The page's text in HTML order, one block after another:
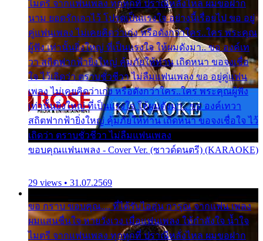
ไมตรี จากแฟนเพลง ทุกทุกที่ ปราณีหลั่งไหล ผมขอฝาก
นาม ยอดรักเอาไว้ โปรดเป็นแรงใจ อย่างนี้เรื่อยไป ขอ อยู่
คู่แฟนเพลง ไม่เคยคิดว่าเก่ง หรือดังกว่าใคร..ใคร พระคุณ
ผู้ฟัง เท่านั้นยิ่งใหญ่ ที่เป็นแรงใจ ให้ผมดังมา.. ขอ องค์เท
วา สถิตฟากฟ้ายิ่งใหญ่ คุ้มภัยให้ท่าน เถิดหนา ขอจงเชื่อ
ใจ ไว้เถิดว่า ตราบชั่วชีวา ไม่ลืมแฟนเพลง ขอ อยู่คู่แฟน
เพลง ไม่เคยคิดว่าเก่ง หรือดังกว่าใคร..ใคร พระคุณผู้ฟัง
เท่านั้นยิ่งใหญ่ ที่เป็นแรงใจ ให้ผมดังมา.. ขอ องค์เทวา
สถิตฟากฟ้ายิ่งใหญ่ คุ้มภัยให้ท่าน เถิดหนา ขอจงเชื่อใจ ไว้
เถิดว่า ตราบชั่วชีวา ไม่ลืมแฟนเพลง
ขอบคุณแฟนเพลง - Cover Ver. (ซาวด์ดนตรี) (KARAOKE)
29 views • 31.07.2569
ขอ กราบ ขอบคุณ.... ที่ได้รับไออุ่น การุณ จากแฟน เพลง
ผมแสนชื่นใจ หายวังเวง เมื่อแฟนเพลง ให้กำลังใจ น้ำใจ
ไมตรี จากแฟนเพลง ทุกทุกที่ ปราณีหลั่งไหล ผมขอฝาก